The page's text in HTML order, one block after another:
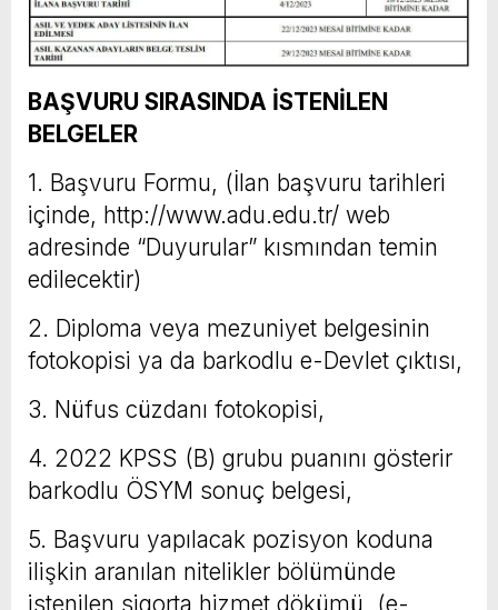
BAŞVURU SIRASINDA İSTENİLEN
BELGELER
1. Başvuru Formu, (İlan başvuru tarihleri
içinde, http://www.adu.edu.tr/ web
adresinde “Duyurular” kısmından temin
edilecektir)
2. Diploma veya mezuniyet belgesinin
fotokopisi ya da barkodlu e-Devlet çıktısı,
3. Nüfus cüzdanı fotokopisi,
4. 2022 KPSS (B) grubu puanını gösterir
barkodlu ÖSYM sonuç belgesi,
5. Başvuru yapılacak pozisyon koduna
ilişkin aranılan nitelikler bölümünde
istenilen sigorta hizmet dökümü, (e-